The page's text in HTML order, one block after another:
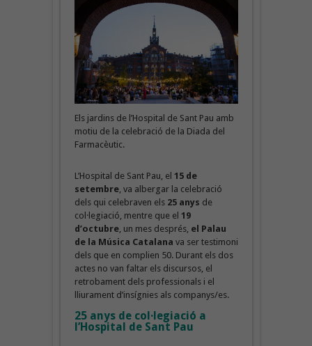
Els jardins de l’Hospital de Sant Pau amb
motiu de la celebració de la Diada del
Farmacèutic.
L’Hospital de Sant Pau, el 15 de
setembre, va albergar la celebració
dels qui celebraven els25 anys de
col·legiació, mentre que el 19
d’octubre, un mes després, el Palau
de la Música Catalana va ser testimoni
dels que en complien 50. Durant els dos
actes no van faltar els discursos, el
retrobament dels professionals i el
lliurament d’insígnies als companys/es.
25 anys de col·legiació a
l’Hospital de Sant Pau